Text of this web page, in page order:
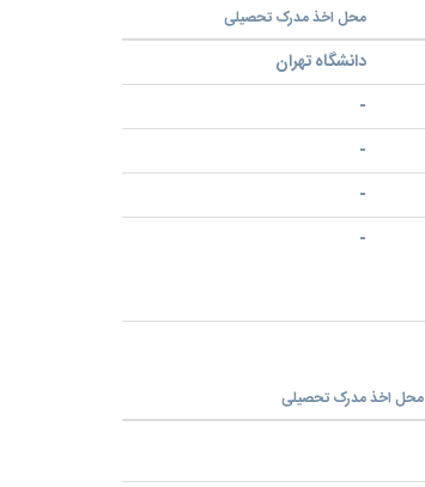
محل اخذ مدرک تحصیلی
دانشگاه تهران
-
-
-
-
محل اخذ مدرک تحصیلی